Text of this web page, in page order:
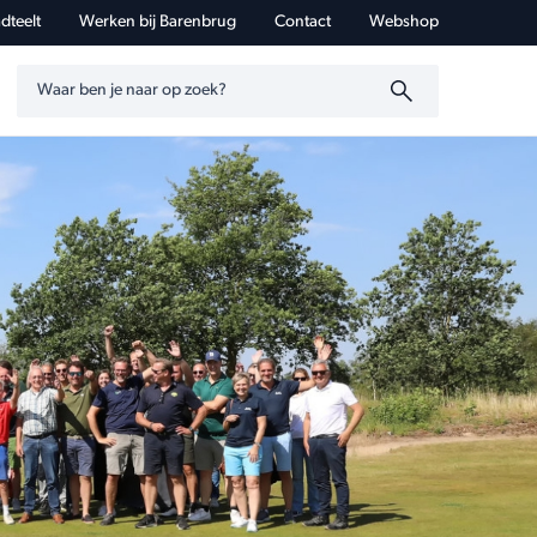
Werken bij Barenbrug Contact Webshop